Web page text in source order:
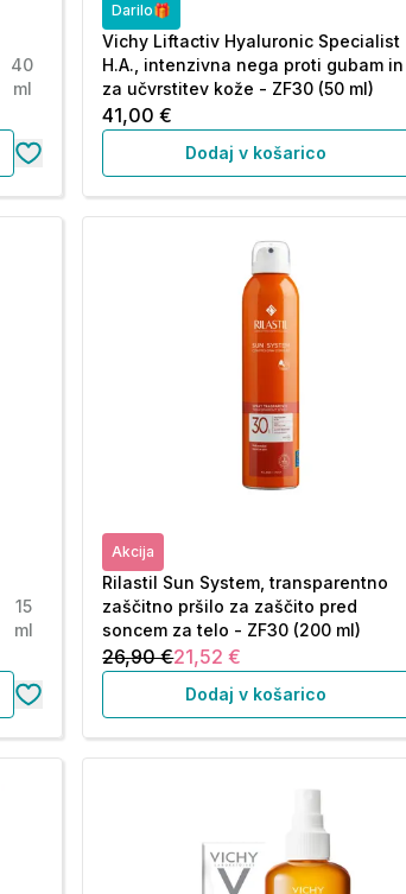
40
ml
Darilo🎁
Vichy Liftactiv Hyaluronic Specialist
H.A., intenzivna nega proti gubam in
za učvrstitev kože - ZF30 (50 ml)
41,00 €
Dodaj v košarico
15
ml
Akcija
Rilastil Sun System, transparentno
zaščitno pršilo za zaščito pred
soncem za telo - ZF30 (200 ml)
26,90 €21,52 €
Dodaj v košarico